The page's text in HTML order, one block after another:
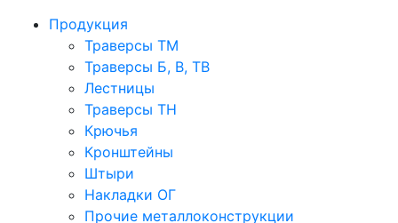
Продукция
Траверсы ТМ
Траверсы Б, В, ТВ
Лестницы
Траверсы ТН
Крючья
Кронштейны
Штыри
Накладки ОГ
Прочие металлоконструкции